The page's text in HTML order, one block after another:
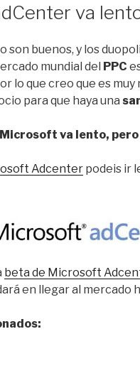
va
son buenos, y los
mundial del PPC
lo que creo que es
para que haya una
Microsoft va lento, pero
Adcenter podeis ir
beta de Microsoft
en llegar al mercado